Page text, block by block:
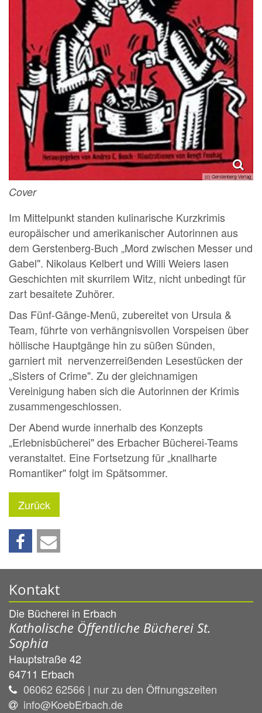
(c) Gerstenberg-Verlag
Cover
Im Mittelpunkt standen kulinarische Kurzkrimis
europäischer und amerikanischer Autorinnen aus
dem Gerstenberg-Buch „Mord zwischen Messer und
Gabel". Nikolaus Kelbert und Willi Weiers lasen
Geschichten mit skurrilem Witz, nicht unbedingt für
zart besaitete Zuhörer.
Das Fünf-Gänge-Menü, zubereitet von Ursula &
Team, führte von verhängnisvollen Vorspeisen über
höllische Hauptgänge hin zu süßen Sünden,
garniert mit nervenzerreißenden Lesestücken der
„Sisters of Crime". Zu der gleichnamigen
Vereinigung haben sich die Autorinnen der Krimis
zusammengeschlossen.
Der Abend wurde innerhalb des Konzepts
„Erlebnisbücherei" des Erbacher Bücherei-Teams
veranstaltet. Eine Fortsetzung für „knallharte
Romantiker" folgt im Spätsommer.
Zurück
Kontakt
Die Bücherei in Erbach
Katholische Öffentliche Bücherei St.
Sophia
Hauptstraße 42
64711 Erbach
06062 62566 | nur zu den Öffnungszeiten
info@KoebErbach.de